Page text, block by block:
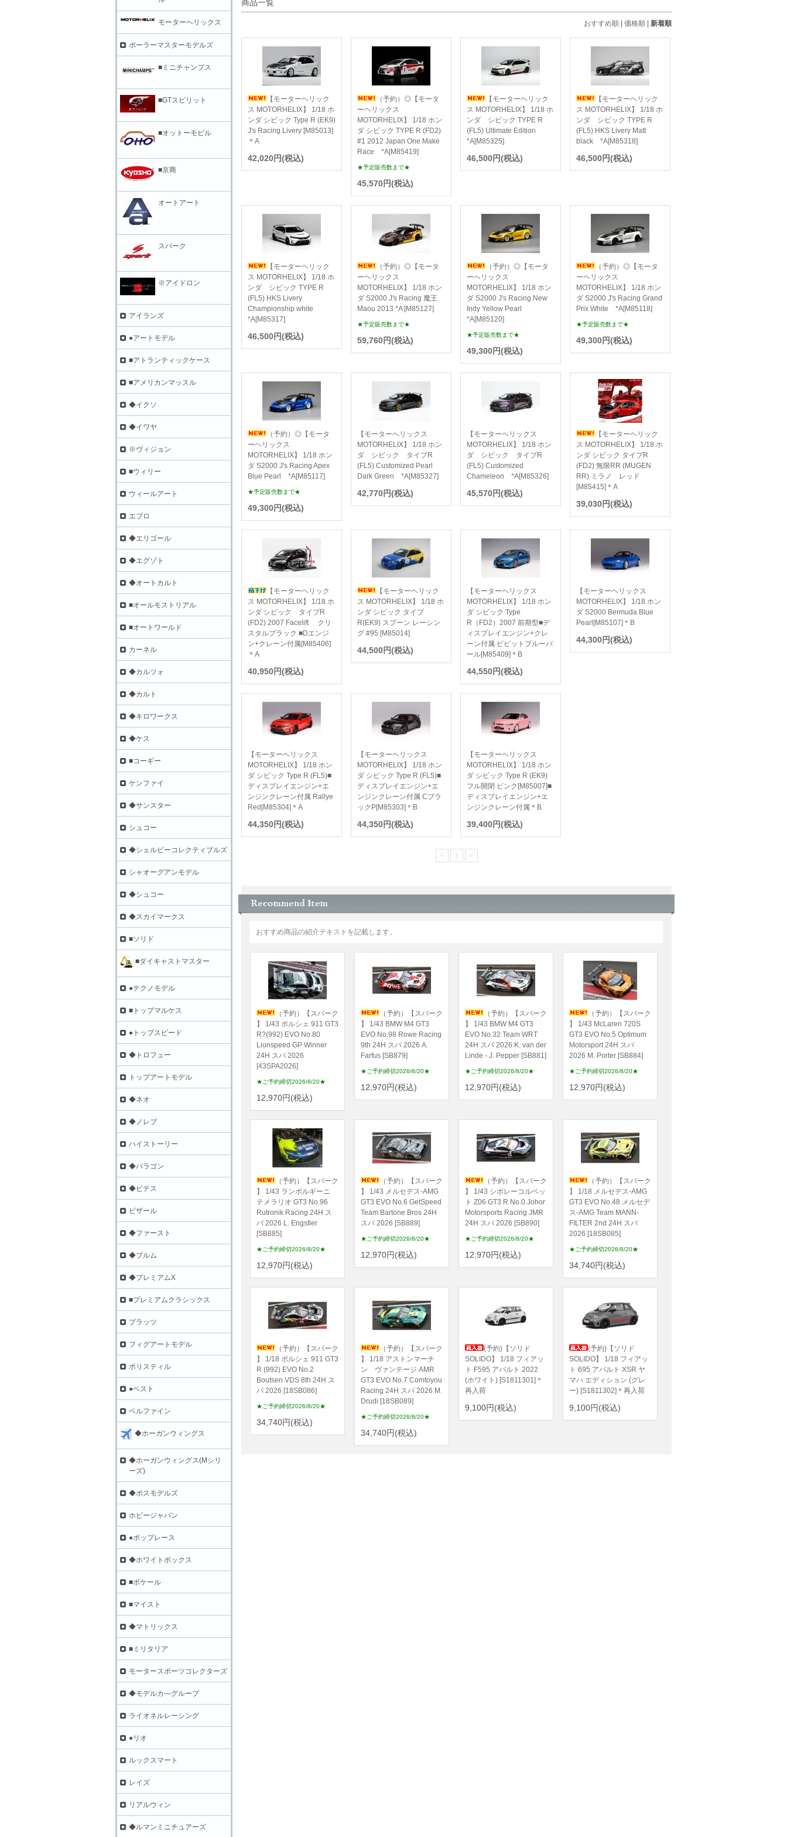
商品一覧
おすすめ順 価格順 新着順
【モーターヘリック
ス MOTORHELIX】 1/18 ホ
ンダ シビック Type R (EK9)
J's Racing Livery [M85013]
＊A
42,020円(税込)
（予約）◎【モータ
ーヘリックス
MOTORHELIX】 1/18 ホン
ダ シビック TYPE R (FD2)
#1 2012 Japan One Make
Race *A[M85419]
★予定販売数まで★
45,570円(税込)
【モーターヘリック
ス MOTORHELIX】 1/18 ホ
ンダ シビック TYPE R
(FL5) Ultimate Edition
*A[M85325]
46,500円(税込)
【モーターヘリック
ス MOTORHELIX】 1/18 ホ
ンダ シビック TYPE R
(FL5) HKS Livery Matt
black *A[M85318]
46,500円(税込)
【モーターヘリック
ス MOTORHELIX】 1/18 ホ
ンダ シビック TYPE R
(FL5) HKS Livery
Championship white
*A[M85317]
46,500円(税込)
（予約）◎【モータ
ーヘリックス
MOTORHELIX】 1/18 ホン
ダ S2000 J's Racing 魔王
Maou 2013 *A [M85127]
★予定販売数まで★
59,760円(税込)
（予約）◎【モータ
ーヘリックス
MOTORHELIX】 1/18 ホン
ダ S2000 J's Racing New
Indy Yellow Pearl
*A[M85120]
★予定販売数まで★
49,300円(税込)
（予約）◎【モータ
ーヘリックス
MOTORHELIX】 1/18 ホン
ダ S2000 J's Racing Grand
Prix White *A[M85118]
★予定販売数まで★
49,300円(税込)
（予約）◎【モータ
ーヘリックス
MOTORHELIX】 1/18 ホン
ダ S2000 J's Racing Apex
Blue Pearl *A[M85117]
★予定販売数まで★
49,300円(税込)
【モーターヘリックス
MOTORHELIX】 1/18 ホン
ダ シビック タイプR
(FL5) Customized Pearl
Dark Green *A[M85327]
42,770円(税込)
【モーターヘリックス
MOTORHELIX】 1/18 ホン
ダ シビック タイプR
(FL5) Customized
Chameleon *A[M85326]
45,570円(税込)
【モーターヘリック
ス MOTORHELIX】 1/18 ホ
ンダ シビック タイプR
(FD2) 無限RR (MUGEN
RR) ミラノ レッド
[M85415]＊A
39,030円(税込)
【モーターヘリック
ス MOTORHELIX】 1/18 ホ
ンダ シビック タイプR
(FD2) 2007 Facelift クリ
スタルブラック ■Dエンジ
ン+クレーン付属[M85406]
＊A
40,950円(税込)
【モーターヘリック
ス MOTORHELIX】 1/18 ホ
ンダ シビック タイプ
R(EK9) スプーン レーシン
グ #95 [M85014]
44,500円(税込)
【モーターヘリックス
MOTORHELIX】 1/18 ホン
ダ シビック Type
R（FD2）2007 前期型■デ
ィスプレイエンジン+クレ
ーン付属 ビビットブルーパ
ール[M85409]＊B
44,550円(税込)
【モーターヘリックス
MOTORHELIX】 1/18 ホン
ダ S2000 Bermuda Blue
Pearl[M85107]＊B
44,300円(税込)
【モーターヘリックス
MOTORHELIX】 1/18 ホン
ダ シビック Type R (FL5)■
ディスプレイエンジン+エ
ンジンクレーン付属 Rallye
Red[M85304]＊A
44,350円(税込)
【モーターヘリックス
MOTORHELIX】 1/18 ホン
ダ シビック Type R (FL5)■
ディスプレイエンジン+エ
ンジンクレーン付属 Cブラ
ックP[M85303]＊B
44,350円(税込)
【モーターヘリックス
MOTORHELIX】 1/18 ホン
ダ シビック Type R (EK9)
フル開閉 ピンク[M85007]■
ディスプレイエンジン+エ
ンジンクレーン付属＊B
39,400円(税込)
< 1 >
おすすめ商品の紹介テキストを記載します。
（予約）【スパーク
】 1/43 ポルシェ 911 GT3
R?(992) EVO No.80
Lionspeed GP Winner
24H スパ 2026
[43SPA2026]
★ご予約締切2026/8/20★
12,970円(税込)
（予約）【スパーク
】 1/43 BMW M4 GT3
EVO No.98 Rowe Racing
9th 24H スパ 2026 A.
Farfus [SB879]
★ご予約締切2026/8/20★
12,970円(税込)
（予約）【スパーク
】 1/43 BMW M4 GT3
EVO No.32 Team WRT
24H スパ 2026 K. van der
Linde - J. Pepper [SB881]
★ご予約締切2026/8/20★
12,970円(税込)
（予約）【スパーク
】 1/43 McLaren 720S
GT3 EVO No.5 Optimum
Motorsport 24H スパ
2026 M. Porter [SB884]
★ご予約締切2026/8/20★
12,970円(税込)
（予約）【スパーク
】 1/43 ランボルギーニ
テメラリオ GT3 No.96
Rutronik Racing 24H ス
パ 2026 L. Engstler
[SB885]
★ご予約締切2026/8/20★
12,970円(税込)
（予約）【スパーク
】 1/43 メルセデス-AMG
GT3 EVO No.6 GetSpeed
Team Bartone Bros 24H
スパ 2026 [SB889]
★ご予約締切2026/8/20★
12,970円(税込)
（予約）【スパーク
】 1/43 シボレーコルベッ
ト Z06 GT3 R No.0 Johor
Motorsports Racing JMR
24H スパ 2026 [SB890]
★ご予約締切2026/8/20★
12,970円(税込)
（予約）【スパーク
】 1/18 メルセデス-AMG
GT3 EVO No.48 メルセデ
ス-AMG Team MANN-
FILTER 2nd 24H スパ
2026 [18SB085]
★ご予約締切2026/8/20★
34,740円(税込)
（予約）【スパーク
】 1/18 ポルシェ 911 GT3
R (992) EVO No.2
Boutsen VDS 8th 24H ス
パ 2026 [18SB086]
★ご予約締切2026/8/20★
34,740円(税込)
（予約）【スパーク
】 1/18 アストンマーチ
ン ヴァンテージ AMR
GT3 EVO No.7 Comtoyou
Racing 24H スパ 2026 M.
Drudi [18SB089]
★ご予約締切2026/8/20★
34,740円(税込)
(予約)【ソリド
SOLIDO】 1/18 フィアッ
ト F595 アバルト 2022
(ホワイト) [S1811301]＊
再入荷
9,100円(税込)
(予約)【ソリド
SOLIDO】 1/18 フィアッ
ト 695 アバルト XSR ヤ
マハ エディション (グレ
ー) [S1811302]＊再入荷
9,100円(税込)
モーターヘリックス
ポーラーマスターモデルズ
■ミニチャンプス
■GTスピリット
■オットーモビル
■京商
オートアート
スパーク
※アイドロン
アイランズ
●アートモデル
■アトランティックケース
■アメリカンマッスル
◆イクソ
◆イワヤ
※ヴィジョン
■ウィリー
ウィールアート
エブロ
◆エリゴール
◆エグゾト
◆オートカルト
■オールモストリアル
■オートワールド
カーネル
◆カルツォ
◆カルト
◆キロワークス
◆ケス
■コーギー
ケンファイ
◆サンスター
シュコー
◆シェルビーコレクティブルズ
シャオーグアンモデル
◆シュコー
◆スカイマークス
■ソリド
■ダイキャストマスター
●テクノモデル
■トップマルケス
●トップスピード
◆トロフュー
トップアートモデル
◆ネオ
◆ノレブ
ハイストーリー
◆パラゴン
◆ビテス
ビザール
◆ファースト
◆ブルム
◆プレミアムX
■プレミアムクラシックス
プラッツ
フィグアートモデル
ポリスティル
●ベスト
ベルファイン
◆ホーガンウィングス
◆ホーガンウィングス(Mシリ
ーズ)
◆ボスモデルズ
ホビージャパン
●ポップレース
◆ホワイトボックス
■ポケール
■マイスト
◆マトリックス
■ミリタリア
モータースポーツコレクターズ
◆モデルカ―グループ
ライオネルレーシング
●リオ
ルックスマート
レイズ
リアルウィン
◆ルマンミニチュアーズ